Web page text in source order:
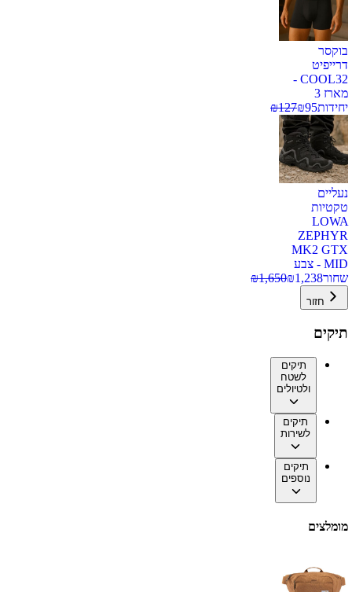
בוקסר
דרייפיט
COOL32 -
מארז 3
יחידות
₪95
₪127
נעליים
טקטיות
LOWA
ZEPHYR
MK2 GTX
MID - צבע
שחור
₪1,238
₪1,650
חזור
תיקים
תיקים
לשטח
ולטיולים
תיקים
לשירות
תיקים
נוספים
מומלצים